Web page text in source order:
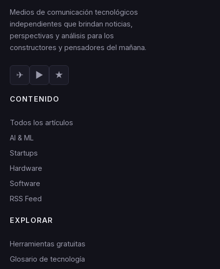
Medios de comunicación tecnológicos
independientes que brindan noticias,
perspectivas y análisis para los
constructores y pensadores del mañana.
✈ ▶ ★
CONTENIDO
Todos los artículos
AI & ML
Startups
Hardware
Software
RSS Feed
EXPLORAR
Herramientas gratuitas
Glosario de tecnología